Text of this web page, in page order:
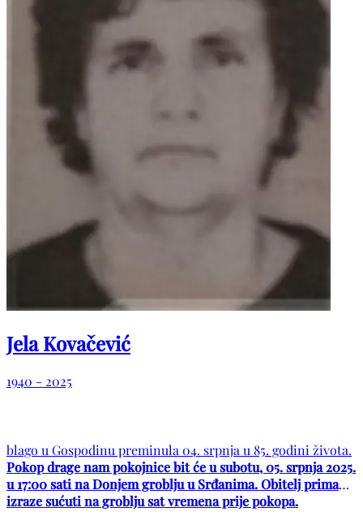
Jela Kovačević
1940 - 2025
blago u Gospodinu preminula 04. srpnja u 85. godini života.
Pokop drage nam pokojnice bit će u subotu, 05. srpnja 2025.
u 17:00 sati na Donjem groblju u Srđanima. Obitelj prima
izraze sućuti na groblju sat vremena prije pokopa.